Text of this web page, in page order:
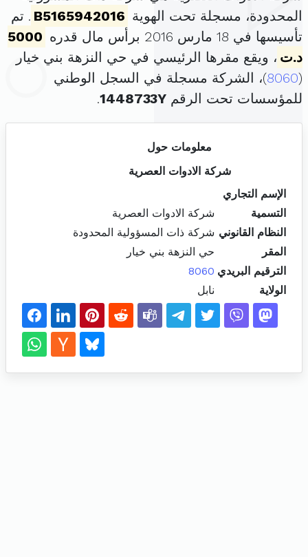
المحدودة، مسجلة تحت الهوية B5165942016 . تم
تأسيسها في 18 مارس 2016 برأس مال قدره
5000
د.ت ، ويقع مقرها الرئيسي في حي النزهة بني خيار
(
8060)، الشركة مسجلة في السجل الوطني
للمؤسسات تحت الرقم 1448733Y
.
معلومات حول
شركة الادوات العصرية
الإسم التجاري
التسمية
شركة الادوات العصرية
النظام القانوني شركة ذات المسؤولية المحدودة
المقر
حي النزهة بني خيار
الترقيم البريدي 8060
الولاية
نابل